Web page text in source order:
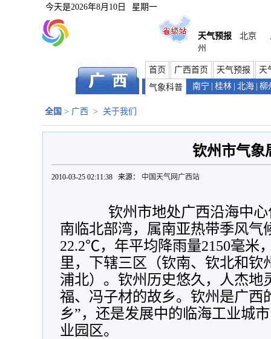
今天是2026年8月10日 星期一
天气预报 北京
州
首页 广西首页 天气预报
天
气象科普
南宁 桂林 北海 柳
全国 > 广西 > 关于我们
钦州市气象
2010-03-25 02:11:38 来源： 中国天气网广西站
钦州市地处广西沿海中心
南临北部湾，属南亚热带季风气
22.2℃，年平均降雨量2150毫米
里，下辖三区（钦南、钦北和钦
浦北）。钦州历史悠久，人杰地
福、冯子材的故乡。钦州是广西
乡”，还是发展中的临海工业城
业园区。